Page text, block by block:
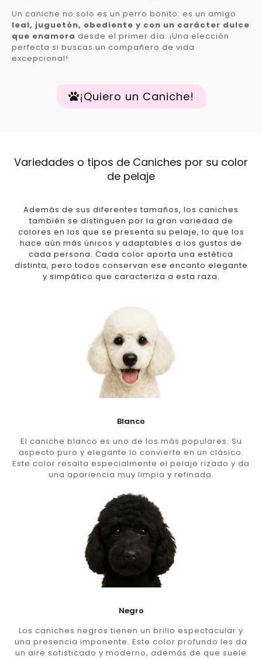
Un caniche no solo es un perro bonito: es un amigo
leal, juguetón, obediente y con un carácter dulce
que enamora desde el primer día. ¡Una elección
perfecta si buscas un compañero de vida
excepcional!
¡Quiero un Caniche!
Variedades o tipos de Caniches por su color
de pelaje
Además de sus diferentes tamaños, los caniches
también se distinguen por la gran variedad de
colores en los que se presenta su pelaje, lo que los
hace aún más únicos y adaptables a los gustos de
cada persona. Cada color aporta una estética
distinta, pero todos conservan ese encanto elegante
y simpático que caracteriza a esta raza.
Blanco
El caniche blanco es uno de los más populares. Su
aspecto puro y elegante lo convierte en un clásico.
Este color resalta especialmente el pelaje rizado y da
una apariencia muy limpia y refinada.
Negro
Los caniches negros tienen un brillo espectacular y
una presencia imponente. Este color profundo les da
un aire sofisticado y moderno, además de que suele